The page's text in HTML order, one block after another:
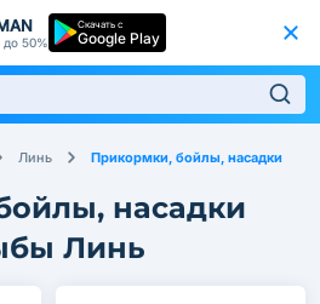
до 50%
Скачать с
Google Play
Линь Прикормки, бойлы, насадки
насадки
Линь